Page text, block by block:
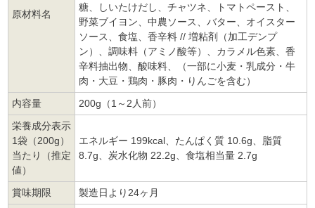
原材料名
糖、しいたけだし、チャツネ、トマトペースト、
野菜ブイヨン、中農ソース、バター、オイスター
ソース、食塩、香辛料 // 増粘剤（加工デンプ
ン）、調味料（アミノ酸等）、カラメル色素、香
辛料抽出物、酸味料、（一部に小麦・乳成分・牛
肉・大豆・鶏肉・豚肉・りんごを含む）
内容量
200g（1～2人前）
栄養成分表示
1袋（200g）
当たり（推定
値）
エネルギー 199kcal、たんぱく質 10.6g、脂質
8.7g、炭水化物 22.2g、食塩相当量 2.7g
賞味期限
製造日より24ヶ月